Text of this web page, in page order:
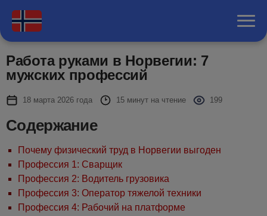
Работа руками в Норвегии: 7
мужских профессий
18 марта 2026 года 15 минут на чтение 199
Содержание
Почему физический труд в Норвегии выгоден
Профессия 1: Сварщик
Профессия 2: Водитель грузовика
Профессия 3: Оператор тяжелой техники
Профессия 4: Рабочий на платформе